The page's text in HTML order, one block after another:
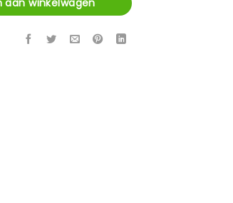
aan winkelwagen